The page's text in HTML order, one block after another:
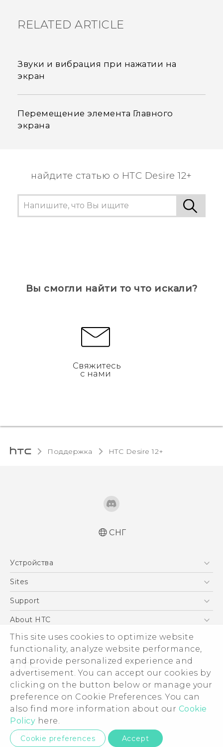
This site uses cookies to optimize website
functionality, analyze website performance,
and provide personalized experience and
advertisement. You can accept our cookies by
clicking on the button below or manage your
preference on Cookie Preferences. You can
also find more information about our Cookie
Policy here.
Cookie preferences Accept
RELATED ARTICLE
Звуки и вибрация при нажатии на
экран
Перемещение элемента Главного
экрана
найдите статью о HTC Desire 12+
Вы смогли найти то что искали?
Свяжитесь
с нами
Поддержка HTC Desire 12+‎
Русский - Руководство пользователя
соответствию стандартам
Қазақ - жұмысты бастау нұсқаулығы
Safety and regulatory guide
СНГ
Устройства
5G
EXODUS
VIVE
Sites
HTC Dev
Support
ПОДДЕРЖКА
About HTC
ESG
Инвестирование
Политика конфиденциальности
Безопасность продуктов
Вакансии
Security and Privacy Whitepaper
© 2011-2026 HTC Corporation
Условия использования.
Privacy Contact:Global-Privacy@htc.com